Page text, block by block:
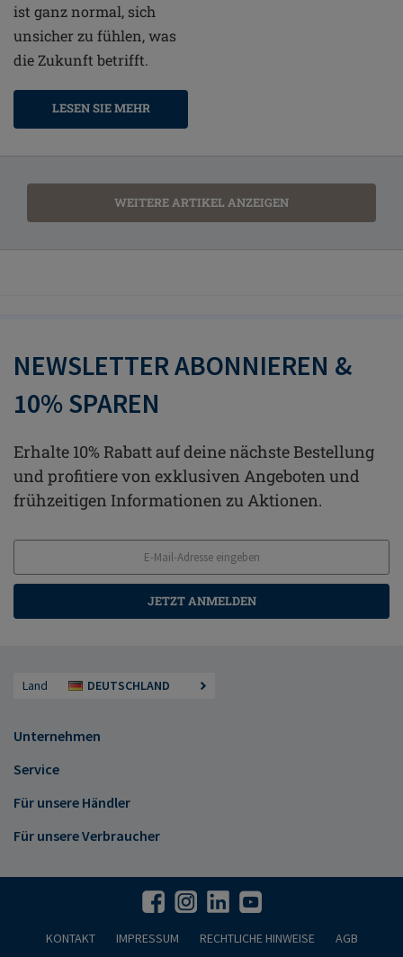
ist ganz normal, sich
unsicher zu fühlen, was
die Zukunft betrifft.
LESEN SIE MEHR
WEITERE ARTIKEL ANZEIGEN
NEWSLETTER ABONNIEREN &
10% SPAREN
Erhalte 10% Rabatt auf deine nächste Bestellung
und profitiere von exklusiven Angeboten und
frühzeitigen Informationen zu Aktionen.
JETZT ANMELDEN
Land DEUTSCHLAND
Unternehmen
Service
Für unsere Händler
Für unsere Verbraucher
KONTAKT IMPRESSUM RECHTLICHE HINWEISE
AGB